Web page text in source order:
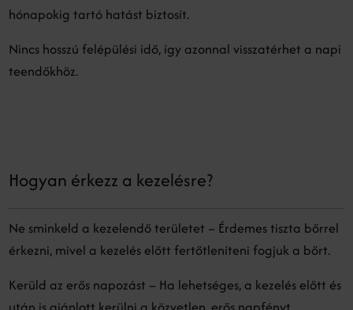
hónapokig tartó hatást biztosít.
Nincs hosszú felépülési idő, így azonnal visszatérhet a napi
teendőkhöz.
Hogyan érkezz a kezelésre?
Ne sminkeld a kezelendő területet – Érdemes tiszta bőrrel
érkezni, mivel a kezelés előtt fertőtleníteni fogjuk a bőrt.
Kerüld az erős napozást – Ha lehetséges, a kezelés előtt és